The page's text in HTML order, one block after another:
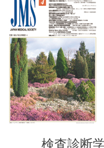
検査診断学